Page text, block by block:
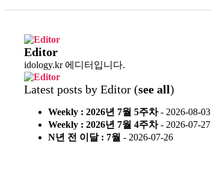
Editor
idology.kr 에디터입니다.
Latest posts by Editor (see all)
Weekly : 2026년 7월 5주차- 2026-08-03
Weekly : 2026년 7월 4주차- 2026-07-27
N년 전 이달 : 7월 - 2026-07-26